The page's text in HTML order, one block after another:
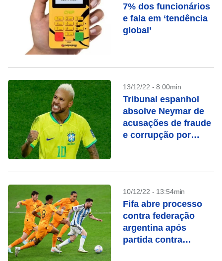
7% dos funcionários
e fala em ‘tendência
global’
13/12/22 - 8:00min
Tribunal espanhol
absolve Neymar de
acusações de fraude
e corrupção por
10/12/22 - 13:54min
Fifa abre processo
contra federação
argentina após
partida contra